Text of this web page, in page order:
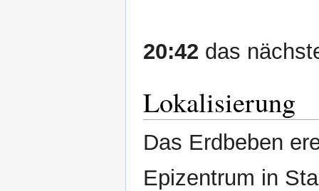
20:42 das
Lokalisierung
Das Erdbeben
Epizentrum in